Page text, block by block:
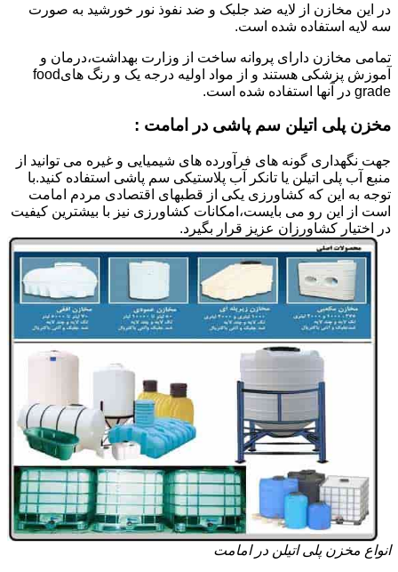
در این مخازن از لایه ضد جلبک و ضد نفوذ نور خورشید به صورت
سه لایه استفاده شده است.
تمامی مخازن دارای پروانه ساخت از وزارت بهداشت،درمان و
آموزش پزشکی هستند و از مواد اولیه درجه یک و رنگ هایfood
grade در آنها استفاده شده است.
مخزن پلی اتیلن سم پاشی در امامت :
جهت نگهداری گونه های فرآورده های شیمیایی و غیره می توانید از
منبع آب پلی اتیلن یا تانکر آب پلاستیکی سم پاشی استفاده کنید.با
توجه به این که کشاورزی یکی از قطبهای اقتصادی مردم امامت
است از این رو می بایست،امکانات کشاورزی نیز با بیشترین کیفیت
در اختیار کشاورزان عزیز قرار بگیرد.
انواع مخزن پلی اتیلن در امامت